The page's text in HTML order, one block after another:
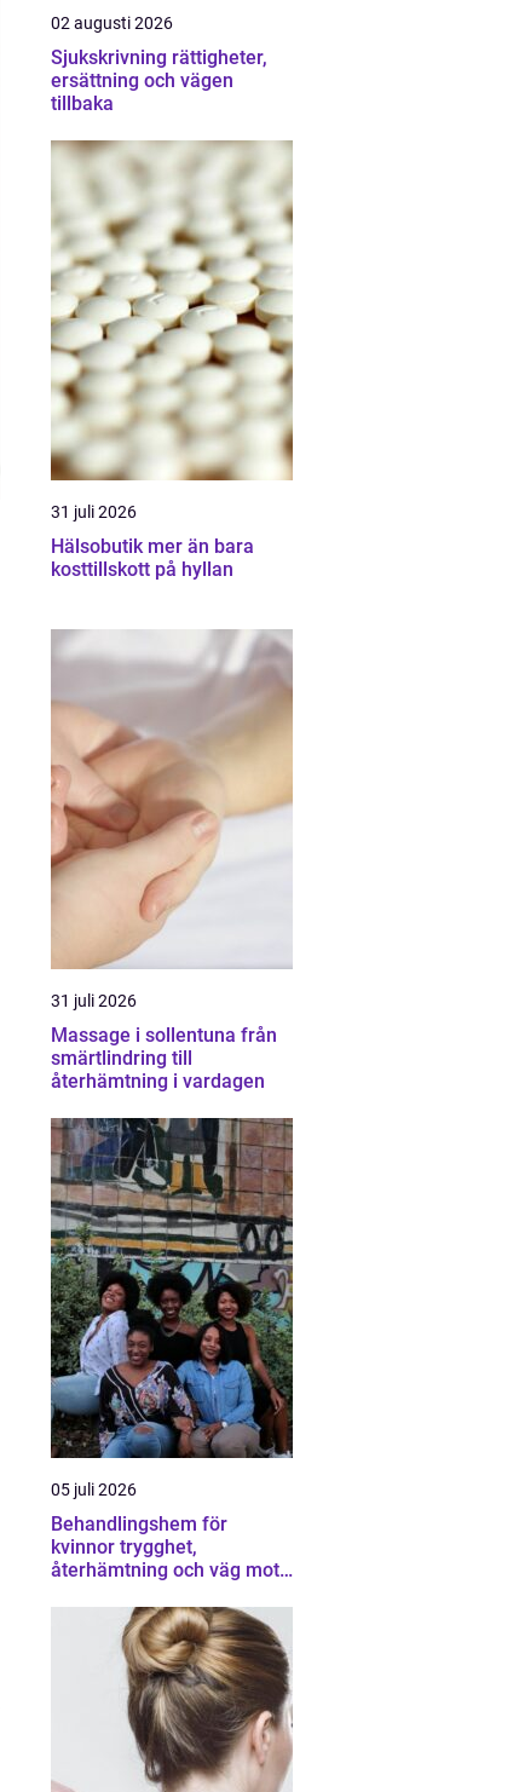
02 augusti 2026
Sjukskrivning rättigheter,
ersättning och vägen
tillbaka
31 juli 2026
Hälsobutik mer än bara
kosttillskott på hyllan
31 juli 2026
Massage i sollentuna från
smärtlindring till
återhämtning i vardagen
05 juli 2026
Behandlingshem för
kvinnor trygghet,
återhämtning och väg mot